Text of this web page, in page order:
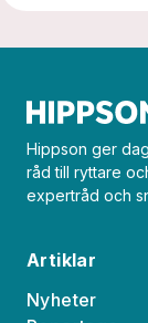
Hippson ger
råd till ryttare
expertråd och
Artiklar
Nyheter